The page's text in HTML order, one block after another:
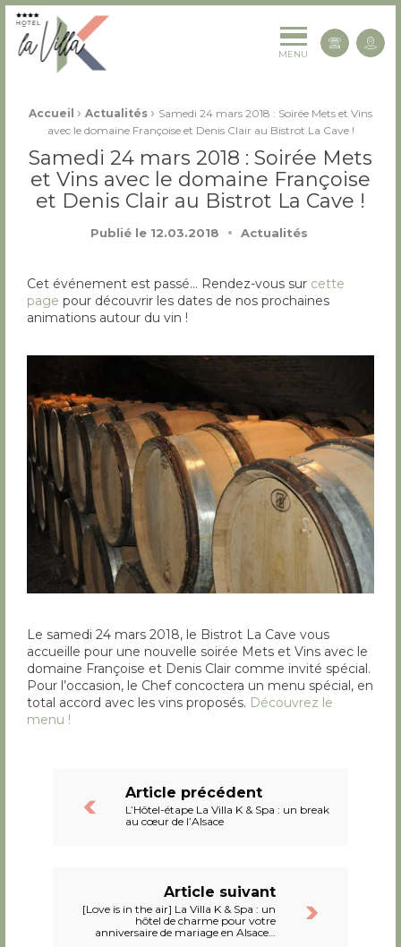
La Villa K Hôtel Spa Restaurant 4 étoiles
MENU
Fil d'Ariane :
Accueil › Actualités › Samedi 24 mars 2018 : Soirée Mets et Vins
avec le domaine Françoise et Denis Clair au Bistrot La Cave !
Samedi 24 mars 2018 : Soirée Mets
et Vins avec le domaine Françoise
et Denis Clair au Bistrot La Cave !
Publié le 12.03.2018 Actualités
Cet événement est passé… Rendez-vous sur cette
page pour découvrir les dates de nos prochaines
animations autour du vin !
Le samedi 24 mars 2018, le Bistrot La Cave vous
accueille pour une nouvelle soirée Mets et Vins avec le
domaine Françoise et Denis Clair comme invité spécial.
Pour l’occasion, le Chef concoctera un menu spécial, en
total accord avec les vins proposés. Découvrez le
menu !
Article précédent
L’Hôtel-étape La Villa K & Spa : un break
au cœur de l’Alsace
Article suivant
[Love is in the air] La Villa K & Spa : un
hôtel de charme pour votre
anniversaire de mariage en Alsace…